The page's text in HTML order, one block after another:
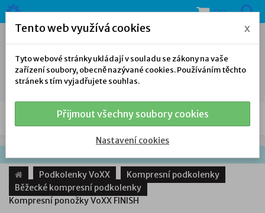
(0)
NAŠE NABÍDKA
Podkolenky VoXX
Kompresní podkolenky
Běžecké kompresní podkolenky
Kompresní ponožky VoXX FINISH
Tento web využívá cookies x
Tyto webové stránky ukládají v souladu se zákony na vaše
zařízení soubory, obecně nazývané cookies. Používáním těchto
stránek s tím vyjadřujete souhlas.
Přijmout všechny soubory cookies
Nastavení cookies